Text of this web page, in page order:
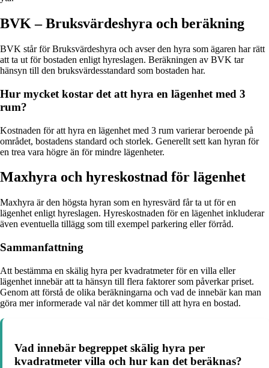
BVK – Bruksvärdeshyra och beräkning
BVK står för Bruksvärdeshyra och avser den hyra som ägaren har rätt
att ta ut för bostaden enligt hyreslagen. Beräkningen av BVK tar
hänsyn till den bruksvärdesstandard som bostaden har.
Hur mycket kostar det att hyra en lägenhet med 3
rum?
Kostnaden för att hyra en lägenhet med 3 rum varierar beroende på
området, bostadens standard och storlek. Generellt sett kan hyran för
en trea vara högre än för mindre lägenheter.
Maxhyra och hyreskostnad för lägenhet
Maxhyra är den högsta hyran som en hyresvärd får ta ut för en
lägenhet enligt hyreslagen. Hyreskostnaden för en lägenhet inkluderar
även eventuella tillägg som till exempel parkering eller förråd.
Sammanfattning
Att bestämma en skälig hyra per kvadratmeter för en villa eller
lägenhet innebär att ta hänsyn till flera faktorer som påverkar priset.
Genom att förstå de olika beräkningarna och vad de innebär kan man
göra mer informerade val när det kommer till att hyra en bostad.
Vad innebär begreppet skälig hyra per
kvadratmeter villa och hur kan det beräknas?